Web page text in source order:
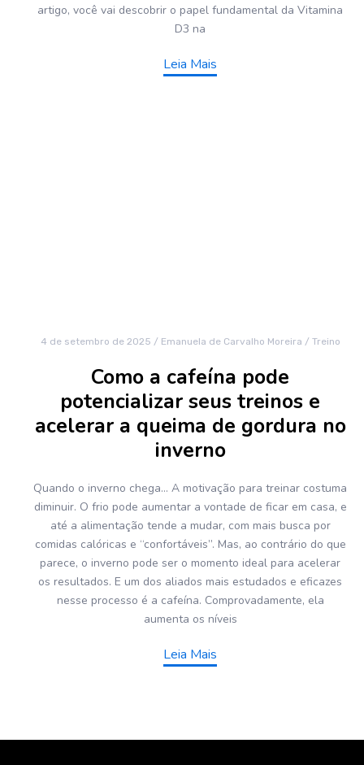
artigo, você vai descobrir o papel fundamental da Vitamina
D3 na
Leia Mais
4 de setembro de 2025 / Emanuela de Carvalho Moreira / Treino
Como a cafeína pode
potencializar seus treinos e
acelerar a queima de gordura no
inverno
Quando o inverno chega… A motivação para treinar costuma
diminuir. O frio pode aumentar a vontade de ficar em casa, e
até a alimentação tende a mudar, com mais busca por
comidas calóricas e “confortáveis”. Mas, ao contrário do que
parece, o inverno pode ser o momento ideal para acelerar
os resultados. E um dos aliados mais estudados e eficazes
nesse processo é a cafeína. Comprovadamente, ela
aumenta os níveis
Leia Mais